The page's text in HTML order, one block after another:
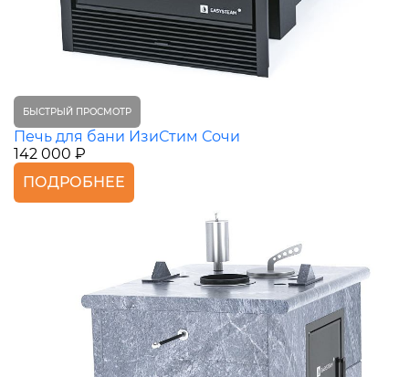
БЫСТРЫЙ ПРОСМОТР
Печь для бани ИзиСтим Сочи
142 000 ₽
ПОДРОБНЕЕ